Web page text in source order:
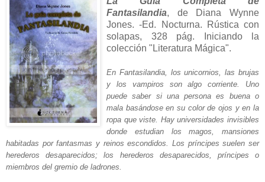
Fantasilandia, de Diana Wynne
Jones. -Ed. Nocturna. Rústica con
solapas, 328 pág. Iniciando la
colección "Literatura Mágica".
En Fantasilandia, los unicornios, las brujas
y los vampiros son algo corriente. Uno
puede saber si una persona es buena o
mala basándose en su color de ojos y en la
ropa que viste. Hay universidades invisibles
donde estudian los magos, mansiones
habitadas por fantasmas y reinos escondidos. Los príncipes suelen ser
herederos desaparecidos; los herederos desaparecidos, príncipes o
miembros del gremio de ladrones.